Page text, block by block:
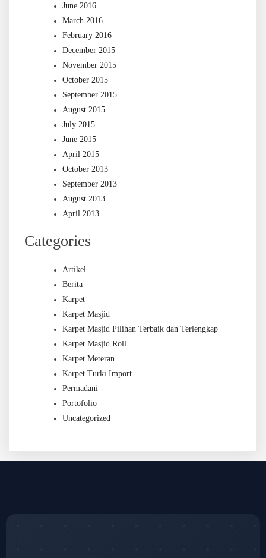
June 2016
March 2016
February 2016
December 2015
November 2015
October 2015
September 2015
August 2015
July 2015
June 2015
April 2015
October 2013
September 2013
August 2013
April 2013
Categories
Artikel
Berita
Karpet
Karpet Masjid
Karpet Masjid Pilihan Terbaik dan Terlengkap
Karpet Masjid Roll
Karpet Meteran
Karpet Turki Import
Permadani
Portofolio
Uncategorized